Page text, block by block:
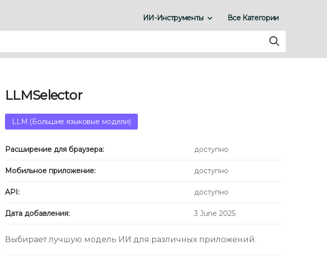
ИИ-Инструменты Все Категории
LLMSelector
LLM (Большие языковые модели)
Расширение для браузера: доступно
Мобильное приложение: доступно
API: доступно
Дата добавления: 3 June 2025
Выбирает лучшую модель ИИ для различных приложений.